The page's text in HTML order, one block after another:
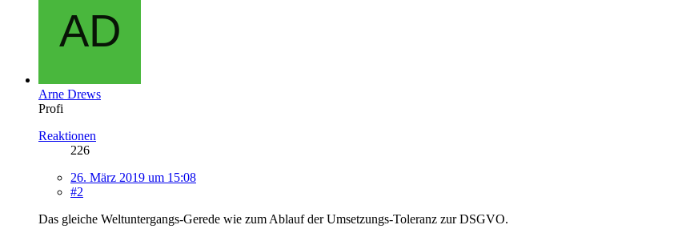
Arne Drews
Profi
Reaktionen
226
26. März 2019 um 15:08
#2
Das gleiche Weltuntergangs-Gerede wie zum Ablauf der Umsetzungs-Toleranz zur DSGVO.